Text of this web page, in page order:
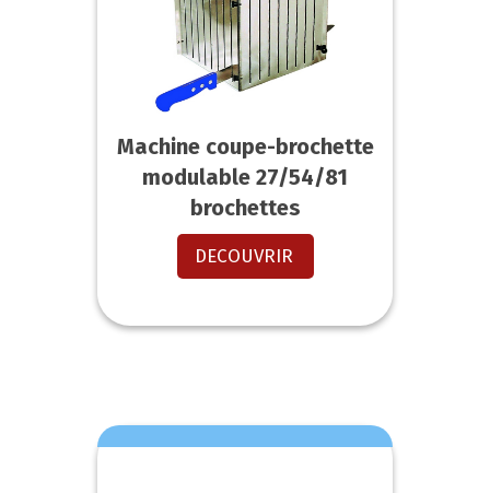
Machine coupe-brochette
modulable 27/54/81
brochettes
DECOUVRIR